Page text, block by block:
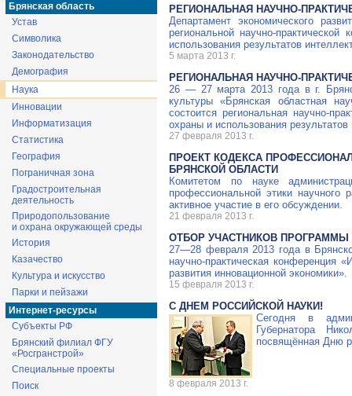
Брянская область
Устав
Символика
Законодательство
Демография
Наука
Инновации
Информатизация
Статистика
География
Пограничная зона
Градостроительная
деятельность
Природопользование
и охрана окружающей среды
История
Казачество
Культура и искусство
Парки и пейзажи
Интернет-ресурсы
Субъекты РФ
Брянский филиал ФГУ
«Росгранстрой»
Специальные проекты
Поиск
РЕГИОНАЛЬНАЯ НАУЧНО-
Департамент экономического
региональной научно-
использования результатов
5 марта 2013 г.
РЕГИОНАЛЬНАЯ НАУЧНО-
26 — 27 марта 2013 года в г.
культуры «Брянская областная
состоится региональная научно-
охраны и использования
27 февраля 2013 г.
ПРОЕКТ КОДЕКСА
БРЯНСКОЙ ОБЛАСТИ
Комитетом по науке
профессиональной этики научного
активное участие в его обсуждении.
21 февраля 2013 г.
ОТБОР УЧАСТНИКОВ ПРОГРАММЫ
27—28 февраля2013 года в
научно-практическая конференция
развития инновационной экономики».
15 февраля 2013 г.
С ДНЕМ РОССИЙСКОЙ НАУКИ!
Сегодня в
Губернатора
посвящённая Дню
8 февраля 2013 г.